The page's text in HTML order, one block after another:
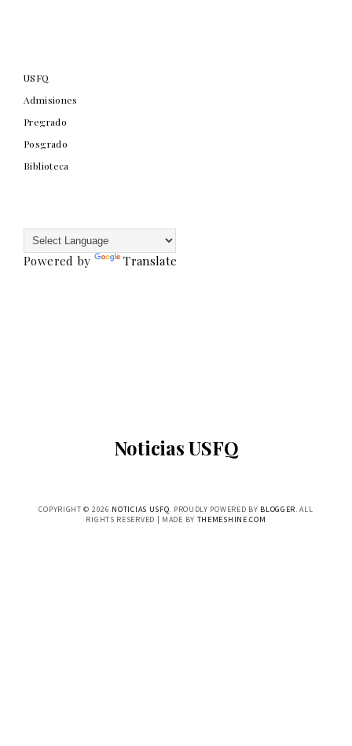
USFQ
Admisiones
Pregrado
Posgrado
Biblioteca
Powered by Translate
Noticias USFQ
COPYRIGHT © 2026 NOTICIAS USFQ. PROUDLY POWERED BY BLOGGER. ALL
RIGHTS RESERVED | MADE BY THEMESHINE.COM